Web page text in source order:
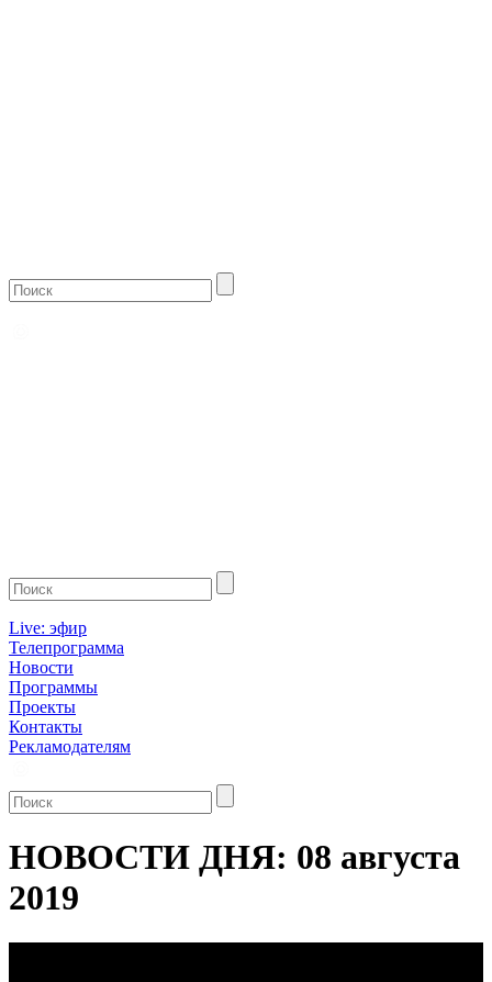
Live: эфир
Телепрограмма
Новости
Программы
Проекты
Контакты
Рекламодателям
НОВОСТИ ДНЯ: 08 августа
2019